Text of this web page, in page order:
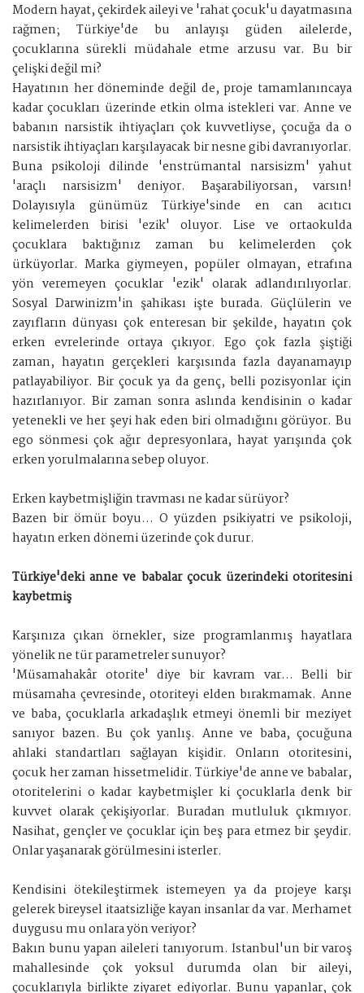
Modern hayat, çekirdek aileyi ve 'rahat çocuk'u dayatmasına
rağmen; Türkiye'de bu anlayışı güden ailelerde,
çocuklarına sürekli müdahale etme arzusu var. Bu bir
çelişki değil mi?
Hayatının her döneminde değil de, proje tamamlanıncaya
kadar çocukları üzerinde etkin olma istekleri var. Anne ve
babanın narsistik ihtiyaçları çok kuvvetliyse, çocuğa da o
narsistik ihtiyaçları karşılayacak bir nesne gibi davranıyorlar.
Buna psikoloji dilinde 'enstrümantal narsisizm' yahut
'araçlı narsisizm' deniyor. Başarabiliyorsan, varsın!
Dolayısıyla günümüz Türkiye'sinde en can acıtıcı
kelimelerden birisi 'ezik' oluyor. Lise ve ortaokulda
çocuklara baktığınız zaman bu kelimelerden çok
ürküyorlar. Marka giymeyen, popüler olmayan, etrafına
yön veremeyen çocuklar 'ezik' olarak adlandırılıyorlar.
Sosyal Darwinizm'in şahikası işte burada. Güçlülerin ve
zayıfların dünyası çok enteresan bir şekilde, hayatın çok
erken evrelerinde ortaya çıkıyor. Ego çok fazla şiştiği
zaman, hayatın gerçekleri karşısında fazla dayanamayıp
patlayabiliyor. Bir çocuk ya da genç, belli pozisyonlar için
hazırlanıyor. Bir zaman sonra aslında kendisinin o kadar
yetenekli ve her şeyi hak eden biri olmadığını görüyor. Bu
ego sönmesi çok ağır depresyonlara, hayat yarışında çok
erken yorulmalarına sebep oluyor.
Erken kaybetmişliğin travması ne kadar sürüyor?
Bazen bir ömür boyu... O yüzden psikiyatri ve psikoloji,
hayatın erken dönemi üzerinde çok durur.
Türkiye'deki anne ve babalar çocuk üzerindeki otoritesini
kaybetmiş
Karşınıza çıkan örnekler, size programlanmış hayatlara
yönelik ne tür parametreler sunuyor?
'Müsamahakâr otorite' diye bir kavram var... Belli bir
müsamaha çevresinde, otoriteyi elden bırakmamak. Anne
ve baba, çocuklarla arkadaşlık etmeyi önemli bir meziyet
sanıyor bazen. Bu çok yanlış. Anne ve baba, çocuğuna
ahlaki standartları sağlayan kişidir. Onların otoritesini,
çocuk her zaman hissetmelidir. Türkiye'de anne ve babalar,
otoritelerini o kadar kaybetmişler ki çocuklarla denk bir
kuvvet olarak çekişiyorlar. Buradan mutluluk çıkmıyor.
Nasihat, gençler ve çocuklar için beş para etmez bir şeydir.
Onlar yaşanarak görülmesini isterler.
Kendisini ötekileştirmek istemeyen ya da projeye karşı
gelerek bireysel itaatsizliğe kayan insanlar da var. Merhamet
duygusu mu onlara yön veriyor?
Bakın bunu yapan aileleri tanıyorum. İstanbul'un bir varoş
mahallesinde çok yoksul durumda olan bir aileyi,
çocuklarıyla birlikte ziyaret ediyorlar. Bunu yapanlar, çok